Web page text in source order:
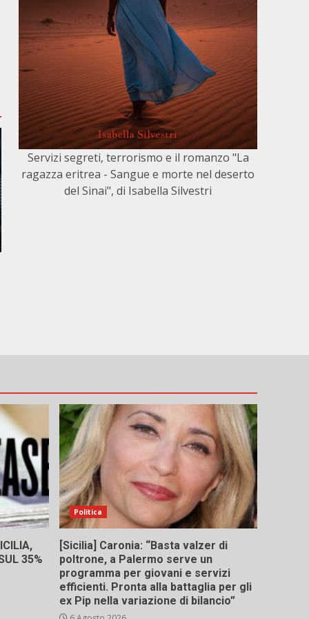
Servizi segreti, terrorismo e il romanzo "La
ragazza eritrea - Sangue e morte nel deserto
del Sinai", di Isabella Silvestri
35%
Politica
[Sicilia] Caronia: “Basta valzer di
poltrone, a Palermo serve un
programma per giovani e servizi
efficienti. Pronta alla battaglia per gli
ex Pip nella variazione di bilancio”